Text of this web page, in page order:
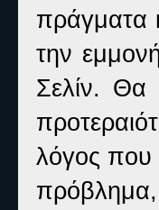
πράγματα
την
Σελίν. Θα
λόγος που